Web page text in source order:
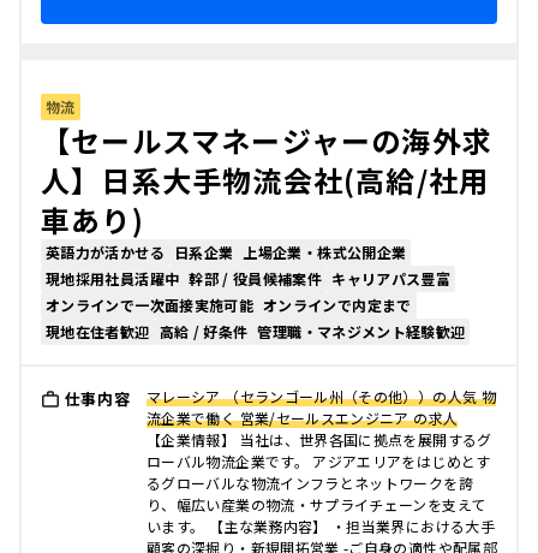
物流
【セールスマネージャーの海外求
人】日系大手物流会社(高給/社用
車あり)
英語力が活かせる 日系企業
上場企業・株式公開企業
現地採用社員活躍中 幹部 / 役員候補案件 キャリアパス豊富
オンラインで一次面接実施可能 オンラインで内定まで
現地在住者歓迎 高給 / 好条件 管理職・マネジメント経験歓迎
仕事内容
マレーシア （セランゴール州（その他））の人気 物
流企業で働く 営業/セールスエンジニア の求人
【企業情報】 当社は、世界各国に拠点を展開するグ
ローバル物流企業です。 アジアエリアをはじめとす
るグローバルな物流インフラとネットワークを誇
り、幅広い産業の物流・サプライチェーンを支えて
います。 【主な業務内容】 ・担当業界における大手
顧客の深掘り・新規開拓営業 -ご自身の適性や配属部